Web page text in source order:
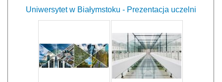
Uniwersytet w Białymstoku - Prezentacja uczelni